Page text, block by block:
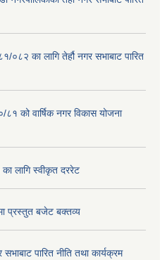
०८२ का लागि तेर्हौ नगर सभाबाट पारित
८१ को वार्षिक नगर विकास योजना
लागि स्वीकृत दररेट
प्रस्तुत बजेट बक्तव्य
पारित नीति तथा कार्यक्रम